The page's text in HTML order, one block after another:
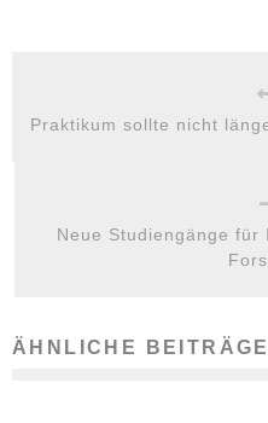
Praktikum sollte nicht
Neue Studiengänge für
ÄHNLICHE BEITRÄGE